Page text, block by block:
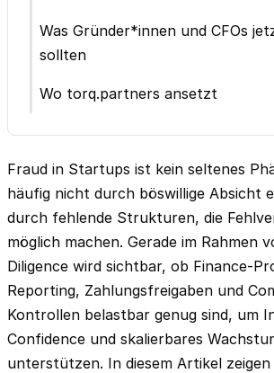
Was Gründer*innen und CFOs
sollten
Wo torq.partners ansetzt
Fraud in Startups ist kein seltenes
häufig nicht durch böswillige Absicht
durch fehlende Strukturen, die
möglich machen. Gerade im Rahmen
Diligence wird sichtbar, ob Finance-
Reporting, Zahlungsfreigaben und
Kontrollen belastbar genug sind, um
Confidence und skalierbares
unterstützen. In diesem Artikel